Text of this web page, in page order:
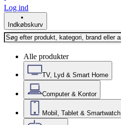
Log ind
Indkøbskurv
Alle produkter
TV, Lyd & Smart Home
Computer & Kontor
Mobil, Tablet & Smartwatch